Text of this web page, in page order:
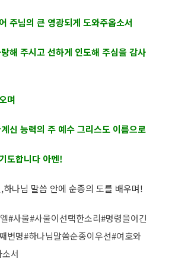
주님의 큰 영광되게 도와주옵소서
해 주시고 선하게 인도해 주심을 감사
며
신 능력의 주 예수 그리스도 이름으로
도합니다 아멘!
나님 말씀 안에 순종의 도를 배우며!
#사울#사울이선택한소리#명령을어긴
변명#하나님말씀순종이우선#여호와
서